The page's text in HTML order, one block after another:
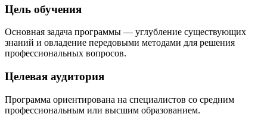
Цель обучения
Основная задача программы — углубление существующих
знаний и овладение передовыми методами для решения
профессиональных вопросов.
Целевая аудитория
Программа ориентирована на специалистов со средним
профессиональным или высшим образованием.